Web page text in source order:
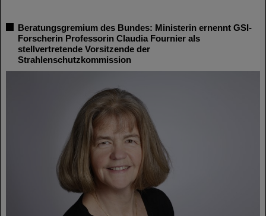
Beratungsgremium des Bundes: Ministerin ernennt GSI-
Forscherin Professorin Claudia Fournier als
stellvertretende Vorsitzende der
Strahlenschutzkommission